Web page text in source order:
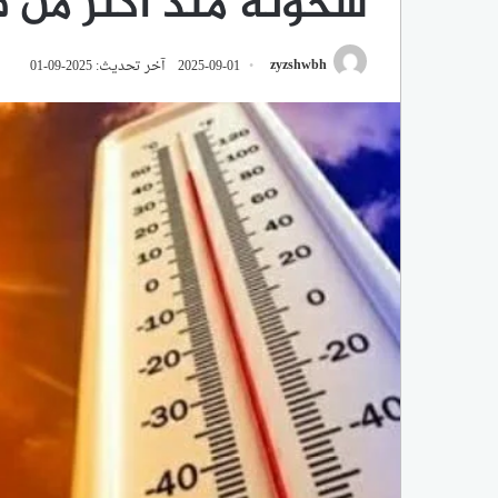
zyzshwbh
2025-09-01 آخر تحديث: 2025-09-01